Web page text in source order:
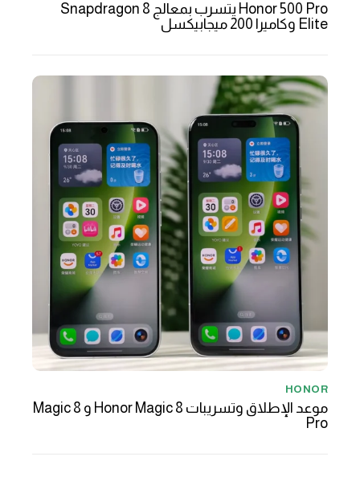
Honor 500 Pro يتسرب بمعالج Snapdragon 8
Elite وكاميرا 200 ميجابيكسل
HONOR
موعد الإطلاق وتسريبات Honor Magic 8 و Magic 8
Pro